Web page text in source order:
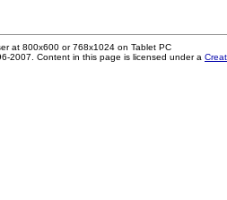
at 800x600 or 768x1024 on Tablet PC
2007. Content in this page is licensed under a